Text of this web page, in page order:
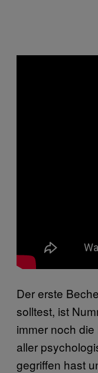
Der erste
solltest, ist
immer noch
aller
gegriffen hast